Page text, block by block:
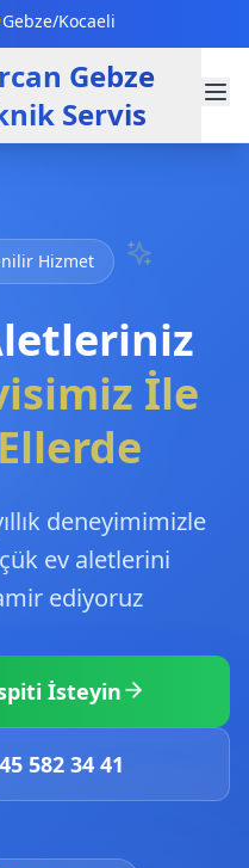
Gebze/Kocaeli
Gebze
Servis
Hizmet
İle
deneyimimizle
ev aletlerini
ediyoruz
İsteyin
582 34 41